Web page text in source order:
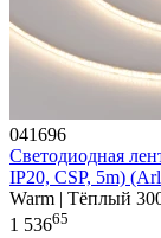
041696
Светодиодная
IP20, CSP, 5m)
Warm | Тёплый
1 53665